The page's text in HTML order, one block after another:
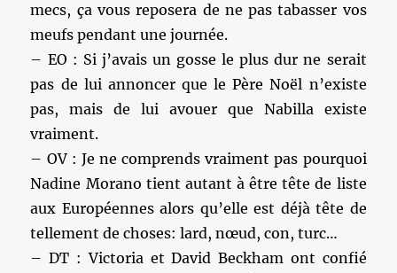
mecs, ça vous reposera de ne pas tabasser vos
meufs pendant une journée.
– EO : Si j’avais un gosse le plus dur ne serait
pas de lui annoncer que le Père Noël n’existe
pas, mais de lui avouer que Nabilla existe
vraiment.
– OV : Je ne comprends vraiment pas pourquoi
Nadine Morano tient autant à être tête de liste
aux Européennes alors qu’elle est déjà tête de
tellement de choses: lard, nœud, con, turc…
– DT : Victoria et David Beckham ont confié